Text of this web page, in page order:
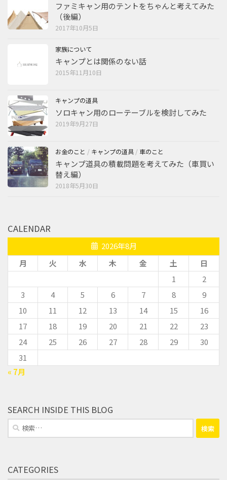
ファミキャン用のテントをちゃんと考えてみた
（後編）
2017年10月5日
家族について
キャンプとは関係のない話
2015年11月10日
キャンプの道具
ソロキャン用のローテーブルを検討してみた
2019年9月27日
お金のこと / キャンプの道具 / 車のこと
キャンプ道具の積載問題を考えてみた（車買い
替え編）
2018年5月30日
CALENDAR
2026年8月
月
火 水 木 金 土
日
1
2
3
4 5 6 7 8
9
10
11 12 13 14 15
16
17
18 19 20 21 22
23
24
25 26 27 28 29
30
31
« 7月
SEARCH INSIDE THIS BLOG
検
索:
CATEGORIES